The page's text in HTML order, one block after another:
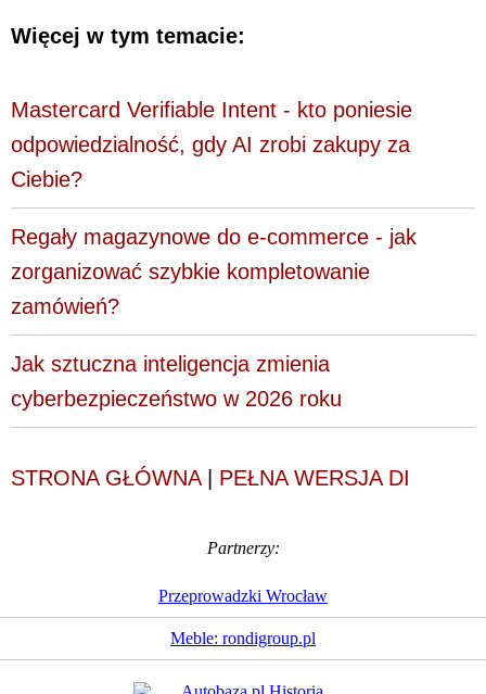
Więcej w tym temacie:
Mastercard Verifiable Intent - kto poniesie
odpowiedzialność, gdy AI zrobi zakupy za
Ciebie?
Regały magazynowe do e-commerce - jak
zorganizować szybkie kompletowanie
zamówień?
Jak sztuczna inteligencja zmienia
cyberbezpieczeństwo w 2026 roku
STRONA GŁÓWNA| PEŁNA WERSJA DI
Partnerzy:
Przeprowadzki Wrocław
Meble: rondigroup.pl